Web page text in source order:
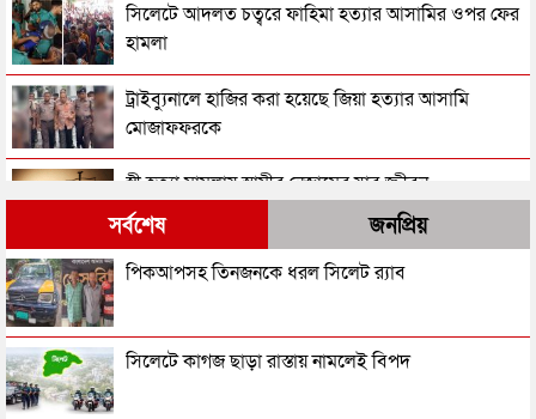
সিলেটে আদলত চত্বরে ফাহিমা হত্যার আসামির ওপর ফের
হামলা
ট্রাইব্যুনালে হাজির করা হয়েছে জিয়া হত্যার আসামি
মোজাফফরকে
স্ত্রী হত্যা মামলায় স্বামীর নেজামের যাব জ্জীবন
জামিন পেলেন সালমান এফ রহমান
এমসি কলেজে ধর্ষণ: সাইফুরের মৃত্যুদণ্ড, ৩ জনের
সর্বশেষ জনপ্রিয়
পিকআপসহ তিনজনকে ধরল সিলেট র‌্যাব
সিলেটে কাগজ ছাড়া রাস্তায় নামলেই বিপদ